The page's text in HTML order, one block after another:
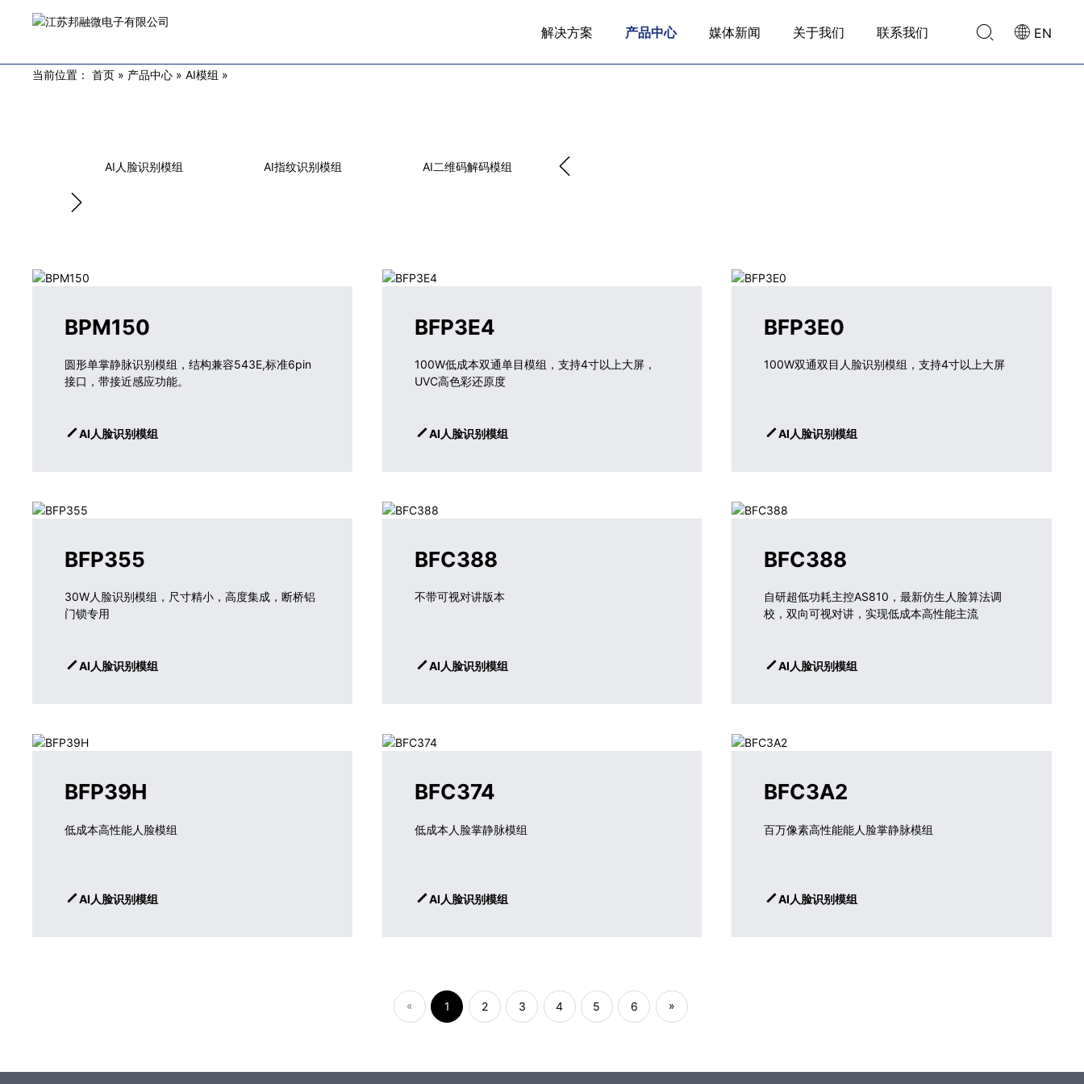
EN
解决方案 产品中心 媒体新闻 关于我们 联系我们
当前位置：首页 » 产品中心 »AI模组 »
AI人脸识别模组 AI指纹识别模组 AI二维码解码模组
BPM150
圆形单掌静脉识别模组，结构兼容543E,标准6pin
接口，带接近感应功能。
AI人脸识别模组
BFP3E4
100W低成本双通单目模组，支持4寸以上大屏，
UVC高色彩还原度
AI人脸识别模组
BFP3E0
100W双通双目人脸识别模组，支持4寸以上大屏
AI人脸识别模组
BFP355
30W人脸识别模组，尺寸精小，高度集成，断桥铝
门锁专用
AI人脸识别模组
BFC388
不带可视对讲版本
AI人脸识别模组
BFC388
自研超低功耗主控AS810，最新仿生人脸算法调
校，双向可视对讲，实现低成本高性能主流
AI人脸识别模组
BFP39H
低成本高性能人脸模组
AI人脸识别模组
BFC374
低成本人脸掌静脉模组
AI人脸识别模组
BFC3A2
百万像素高性能能人脸掌静脉模组
AI人脸识别模组
« 1 2 3 4 5 6 »